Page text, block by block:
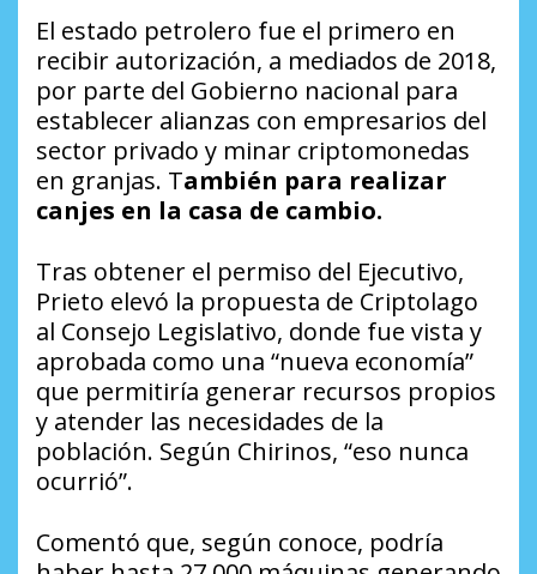
El estado petrolero fue el primero en
recibir autorización, a mediados de 2018,
por parte del Gobierno nacional para
establecer alianzas con empresarios del
sector privado y minar criptomonedas
en granjas. También para realizar
canjes en la casa de cambio.
Tras obtener el permiso del Ejecutivo,
Prieto elevó la propuesta de Criptolago
al Consejo Legislativo, donde fue vista y
aprobada como una “nueva economía”
que permitiría generar recursos propios
y atender las necesidades de la
población. Según Chirinos, “eso nunca
ocurrió”.
Comentó que, según conoce, podría